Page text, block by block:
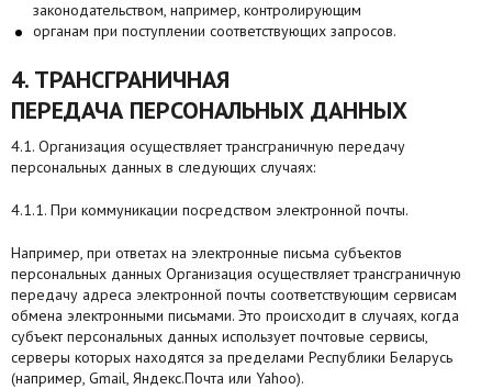
законодательством, например, контролирующим
органам при поступлении соответствующих запросов.
4. ТРАНСГРАНИЧНАЯ
ПЕРЕДАЧА ПЕРСОНАЛЬНЫХ ДАННЫХ
4.1. Организация осуществляет трансграничную передачу
персональных данных в следующих случаях:
4.1.1. При коммуникации посредством электронной почты.
Например, при ответах на электронные письма субъектов
персональных данных Организация осуществляет трансграничную
передачу адреса электронной почты соответствующим сервисам
обмена электронными письмами. Это происходит в случаях, когда
субъект персональных данных использует почтовые сервисы,
серверы которых находятся за пределами Республики Беларусь
(например, Gmail, Яндекс.Почта или Yahoo).